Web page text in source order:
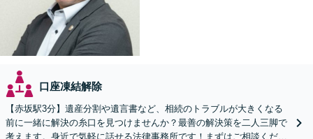
口座凍結解除
【赤坂駅3分】遺産分割や遺言書など、相続のトラブルが大きくなる
前に一緒に解決の糸口を見つけませんか？最善の解決策を二人三脚で
考えます。身近で気軽に話せる法律事務所です！まずはご相談くださ